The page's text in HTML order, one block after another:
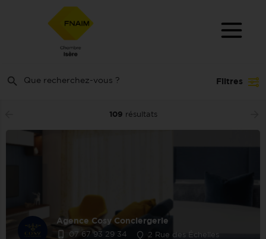
Filtres
109 résultats
Agence Cosy Conciergerie
07 67 93 29 34 2 Rue des Échelles